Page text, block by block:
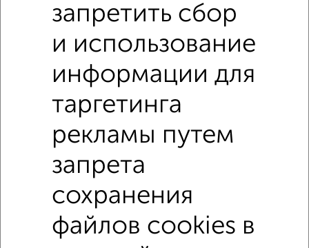
ЖК ул. Заслонова, 38-42
Открыть панораму
Отзывы ЖК ул. Заслонова, 38-42
нет данных
Полезные ссылки
ЖК ул. Заслонова, 38-42
↑ НАВЕРХ К МЕНЮ
запретить сбор
и использование
информации для
таргетинга
рекламы путем
запрета
сохранения
файлов cookies в